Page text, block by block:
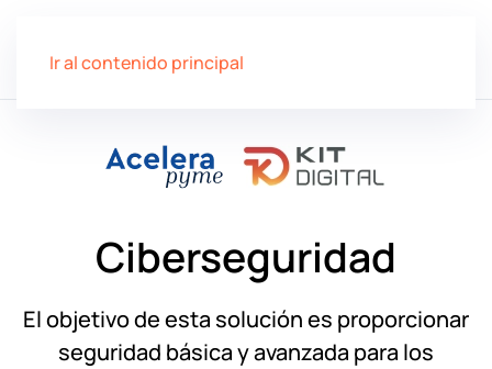
Ir al contenido principal
Ciberseguridad
El objetivo de esta solución es proporcionar
seguridad básica y avanzada para los